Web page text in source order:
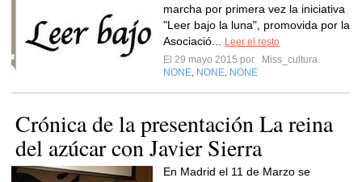
marcha por primera vez la iniciativa
"Leer bajo la luna", promovida por la
Asociació...
Leer el resto
El 29 mayo 2015 por
Miss_cultura
NONE NONE NONE
Crónica de la presentación La reina
del azúcar con Javier Sierra
En Madrid el 11 de Marzo se